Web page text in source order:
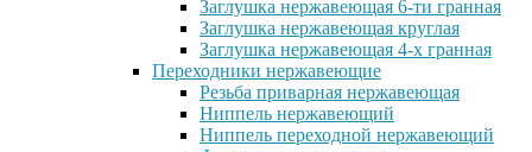
Заглушка нержавеющая 6-ти гранная
Заглушка нержавеющая круглая
Заглушка нержавеющая 4-х гранная
Переходники нержавеющие
Резьба приварная нержавеющая
Ниппель нержавеющий
Ниппель переходной нержавеющий